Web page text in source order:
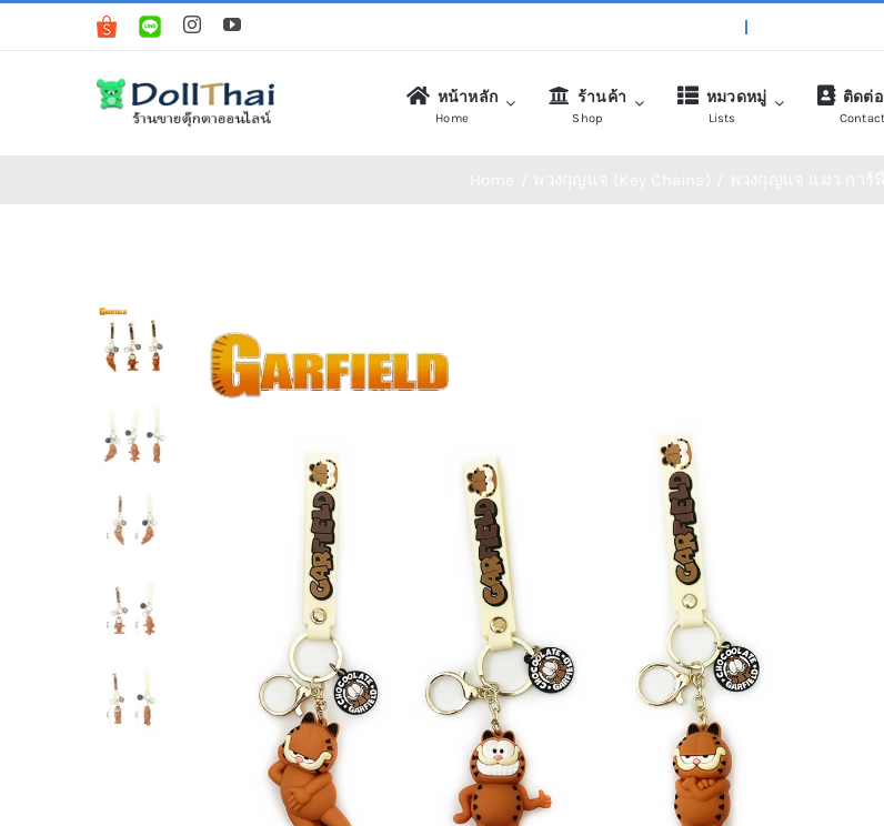
หน้าหลัก
Home
ร้านค้า
Shop
หมวดหมู่
Lists
ติดต่อ
Contact